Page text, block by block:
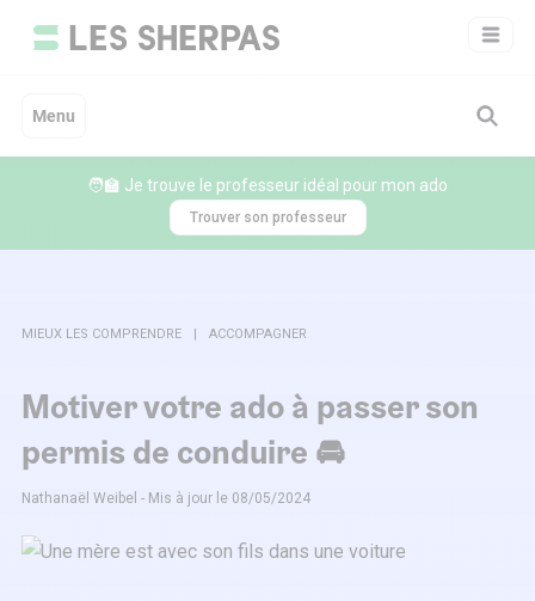
Menu
🧑‍🏫 Je trouve le professeur idéal pour mon ado
Trouver son professeur
MIEUX LES COMPRENDRE ACCOMPAGNER
Motiver votre ado à passer son
permis de conduire 🚘
Nathanaël Weibel - Mis à jour le 08/05/2024